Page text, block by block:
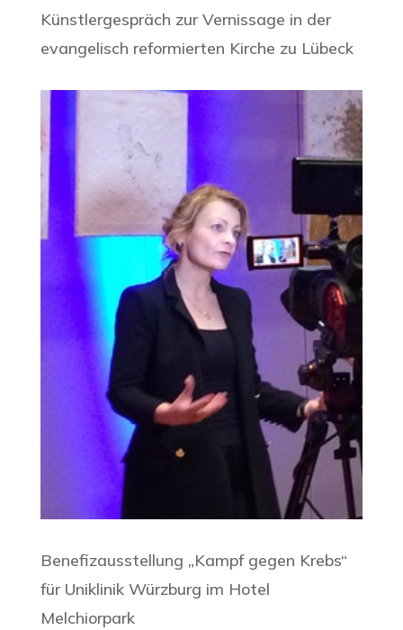
Künstlergespräch zur Vernissage in der
evangelisch reformierten Kirche zu Lübeck
Benefizausstellung „Kampf gegen Krebs“
für Uniklinik Würzburg im Hotel
Melchiorpark